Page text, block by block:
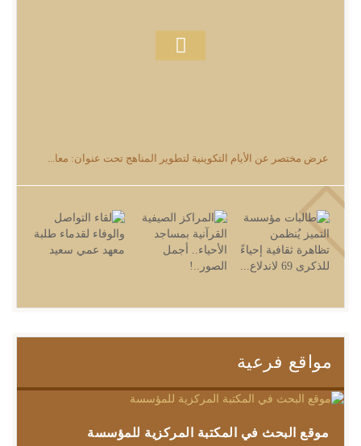
عرض مختصر عن الأيام التكوينية لتطوير المناهج تحت عنوان: معا...
مواقع فرعية
موقع البحث في المكتبة المركزية للمؤسسة